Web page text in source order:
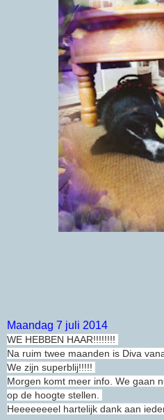
Maandag 7 juli 2014
WE HEBBEN HAAR!!!!!!!!
Na ruim twee maanden is Diva
We zijn superblij!!!!!
Morgen komt meer info. We gaan
op de hoogte stellen.
Heeeeeeeel hartelijk dank aan